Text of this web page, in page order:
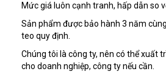
Mức giá luôn cạnh tranh, hấp dẫn so
Sản phẩm được bảo hành 3 năm
teo quy định.
Chúng tôi là công ty, nên có thể xuất
cho doanh nghiệp, công ty nếu cần.